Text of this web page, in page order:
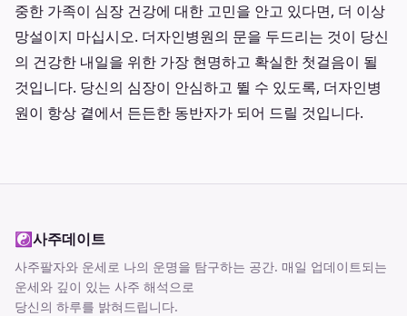
중한 가족이 심장 건강에 대한 고민을 안고 있다면, 더 이상
망설이지 마십시오. 더자인병원의 문을 두드리는 것이 당신
의 건강한 내일을 위한 가장 현명하고 확실한 첫걸음이 될
것입니다. 당신의 심장이 안심하고 뛸 수 있도록, 더자인병
원이 항상 곁에서 든든한 동반자가 되어 드릴 것입니다.
☯사주데이트
사주팔자와 운세로 나의 운명을 탐구하는 공간. 매일 업데이트되는
운세와 깊이 있는 사주 해석으로
당신의 하루를 밝혀드립니다.